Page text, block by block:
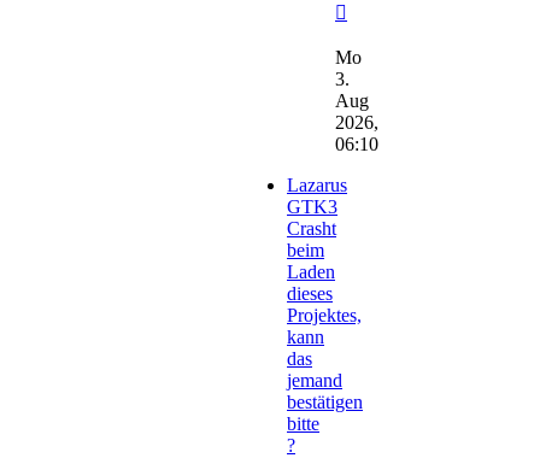
Beitrag
Mo
3.
Aug
2026,
06:10
Lazarus
GTK3
Crasht
beim
Laden
dieses
Projektes,
kann
das
jemand
bestätigen
bitte
?